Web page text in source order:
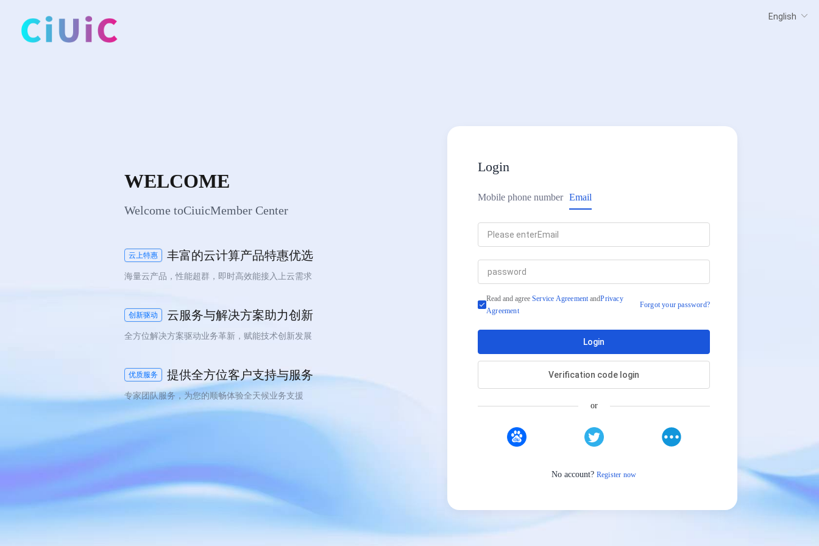
WELCOME
Welcome toCiuicMember Center
云上特惠 丰富的云计算产品特惠优选
海量云产品，性能超群，即时高效能接入上云需求
创新驱动 云服务与解决方案助力创新
全方位解决方案驱动业务革新，赋能技术创新发展
优质服务 提供全方位客户支持与服务
专家团队服务，为您的顺畅体验全天候业务支援
Login
Mobile phone number Email
Read and agree Service AgreementandPrivacy
Agreement
Forgot your password?
Login
Verification code login
or
No account? Register now